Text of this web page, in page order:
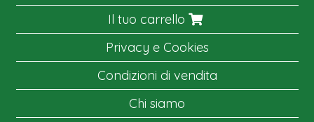
Il tuo carrello
Privacy e Cookies
Condizioni di vendita
Chi siamo